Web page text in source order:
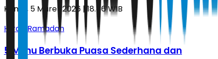
Kamis, 5 Maret 2026 | 18.46 WIB
Hijrah Ramadan
5 Menu Berbuka Puasa Sederhana dan